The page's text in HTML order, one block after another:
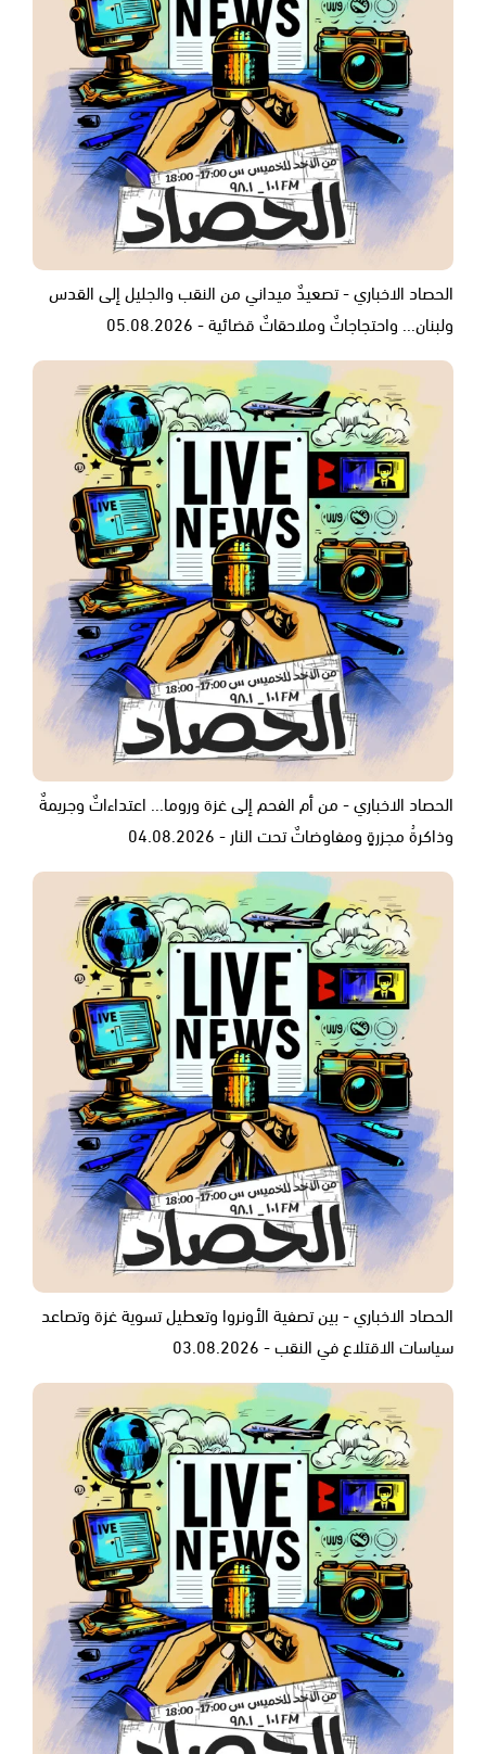
الحصاد الاخباري - تصعيدٌ ميداني من النقب والجليل إلى القدس
ولبنان... واحتجاجاتٌ وملاحقاتٌ قضائية - 05.08.2026
الحصاد الاخباري - من أم الفحم إلى غزة وروما... اعتداءاتٌ وجريمةٌ
وذاكرةُ مجزرةٍ ومفاوضاتٌ تحت النار - 04.08.2026
الحصاد الاخباري - بين تصفية الأونروا وتعطيل تسوية غزة وتصاعد
سياسات الاقتلاع في النقب - 03.08.2026